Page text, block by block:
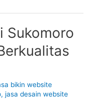
Sukomoro
bikin website
,jasa desain website